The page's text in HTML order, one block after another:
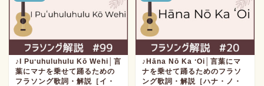
♪I Puʻuhuluhulu Kō Wehi│言
葉にマナを乗せて踊るための
フラソング歌詞・解説［イ・
♪Hāna Nō Ka ʻOi│言葉にマ
ナを乗せて踊るためのフラソ
ング歌詞・解説［ハナ・ノ・